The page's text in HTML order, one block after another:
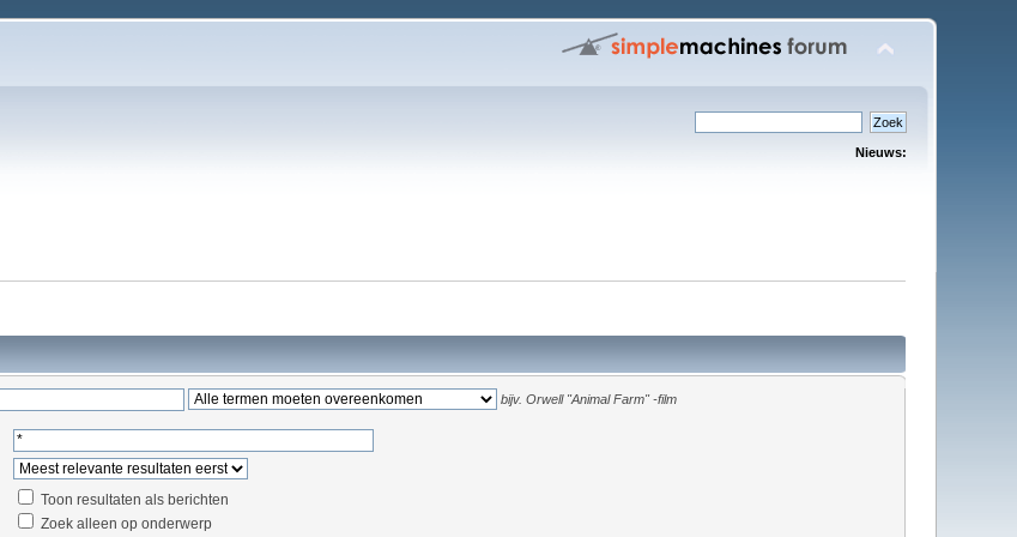
Nieuws:
bijv. Orwell "Animal Farm" -film
Toon resultaten als berichten
Zoek alleen op onderwerp